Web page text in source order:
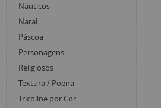
Náuticos
Natal
Páscoa
Personagens
Religiosos
Textura / Poeira
Tricoline por Cor